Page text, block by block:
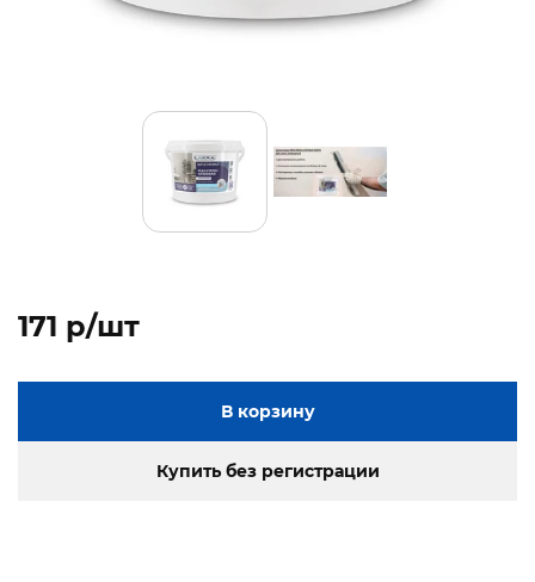
171 p/шт
В корзину
Купить без регистрации